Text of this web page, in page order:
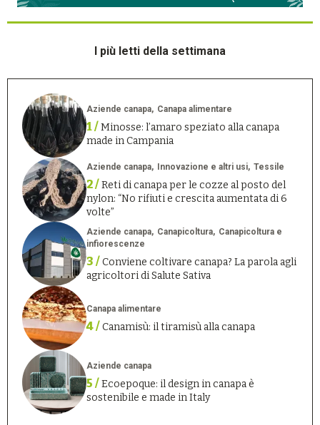
I più letti della settimana
Aziende canapa Canapa alimentare
1 /Minosse: l’amaro speziato alla canapa
made in Campania
Aziende canapa Innovazione e altri usi Tessile
2 /Reti di canapa per le cozze al posto del
nylon: “No rifiuti e crescita aumentata di 6
volte”
Aziende canapa Canapicoltura
Canapicoltura e
infiorescenze
3 /Conviene coltivare canapa? La parola agli
agricoltori di Salute Sativa
Canapa alimentare
4 /Canamisù: il tiramisù alla canapa
Aziende canapa
5 /Ecoepoque: il design in canapa è
sostenibile e made in Italy